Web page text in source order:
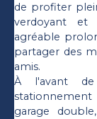
de profiter
verdoyant et
agréable
partager des
amis.
À l'avant
garage